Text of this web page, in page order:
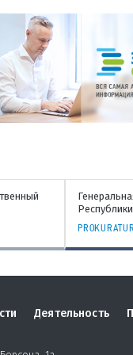
NBRB.BY
Деятельность